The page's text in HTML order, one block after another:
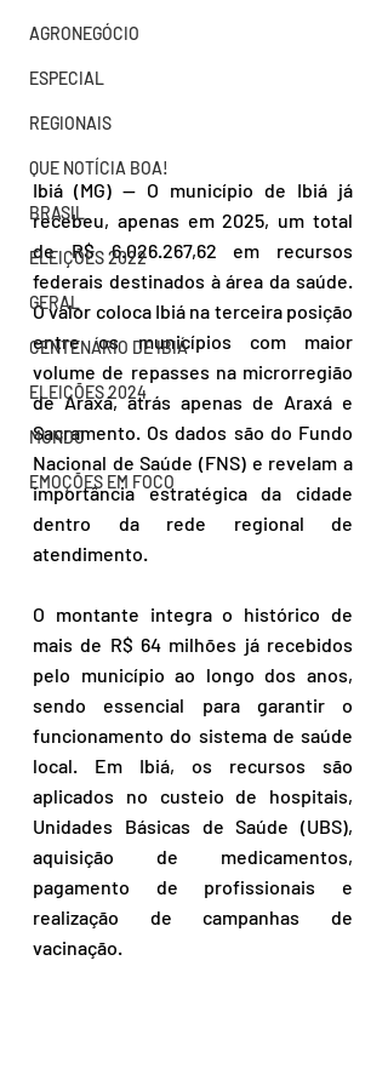
AGRONEGÓCIO
ESPECIAL
REGIONAIS
QUE NOTÍCIA BOA!
BRASIL
ELEIÇÕES 2022
GERAL
CENTENÁRIO DE IBIÁ
ELEIÇÕES 2024
MUNDO
EMOÇÕES EM FOCO
Ibiá (MG) — O município de Ibiá já
recebeu, apenas em 2025, um total
de R$ 6.026.267,62 em recursos
federais destinados à área da saúde.
O valor coloca Ibiá na terceira posição
entre os municípios com maior
volume de repasses na microrregião
de Araxá, atrás apenas de Araxá e
Sacramento. Os dados são do Fundo
Nacional de Saúde (FNS) e revelam a
importância estratégica da cidade
dentro da rede regional de
atendimento.
O montante integra o histórico de
mais de R$ 64 milhões já recebidos
pelo município ao longo dos anos,
sendo essencial para garantir o
funcionamento do sistema de saúde
local. Em Ibiá, os recursos são
aplicados no custeio de hospitais,
Unidades Básicas de Saúde (UBS),
aquisição de medicamentos,
pagamento de profissionais e
realização de campanhas de
vacinação.